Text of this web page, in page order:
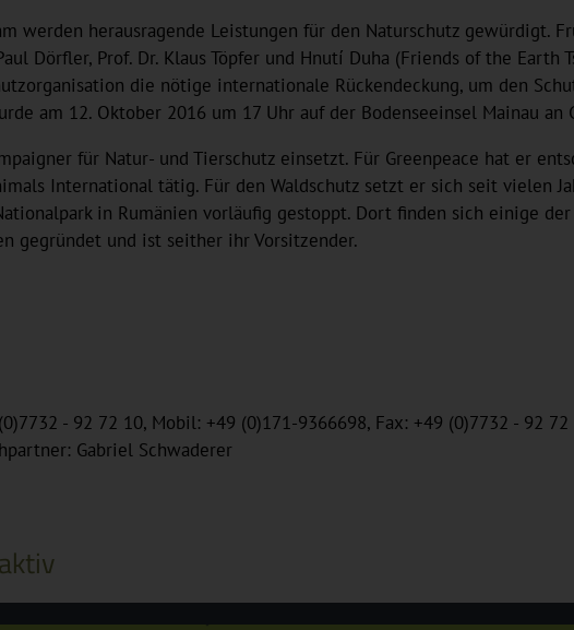
werden herausragende Leistungen für den Naturschutz gewürdigt.
Dörfler, Prof. Dr. Klaus Töpfer und Hnutí Duha (Friends of the Earth
die nötige internationale Rückendeckung, um den
am 12. Oktober 2016 um 17 Uhr auf der Bodenseeinsel Mainau an
für Natur- und Tierschutz einsetzt. Für Greenpeace hat er
International tätig. Für den Waldschutz setzt er sich seit vielen
in Rumänien vorläufig gestoppt. Dort finden sich einige
gegründet und ist seither ihr Vorsitzender.
- 92 72 10, Mobil: +49 (0)171-9366698, Fax: +49 (0)7732 - 92
Gabriel Schwaderer